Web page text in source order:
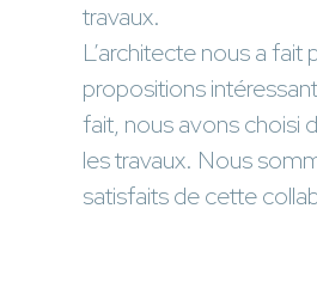
travaux.
L’architecte nous a fait
propositions
fait, nous avons choisi
les travaux. Nous
satisfaits de cette